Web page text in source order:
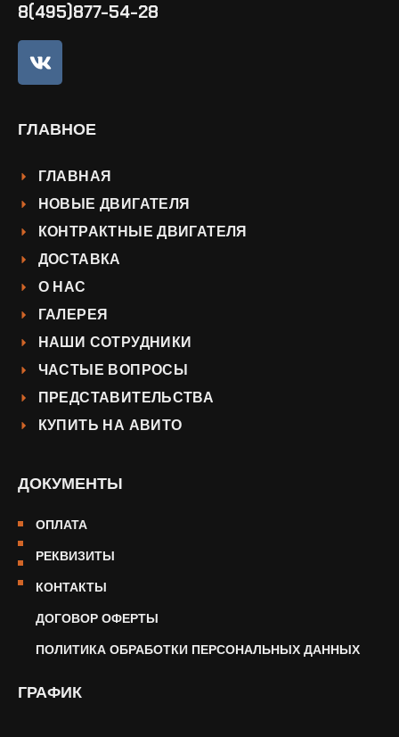
8(495)877-54-28
ГЛАВНОЕ
ГЛАВНАЯ
НОВЫЕ ДВИГАТЕЛЯ
КОНТРАКТНЫЕ ДВИГАТЕЛЯ
ДОСТАВКА
О НАС
ГАЛЕРЕЯ
НАШИ СОТРУДНИКИ
ЧАСТЫЕ ВОПРОСЫ
ПРЕДСТАВИТЕЛЬСТВА
КУПИТЬ НА АВИТО
ДОКУМЕНТЫ
ОПЛАТА
РЕКВИЗИТЫ
КОНТАКТЫ
ДОГОВОР ОФЕРТЫ
ПОЛИТИКА ОБРАБОТКИ ПЕРСОНАЛЬНЫХ ДАННЫХ
ГРАФИК